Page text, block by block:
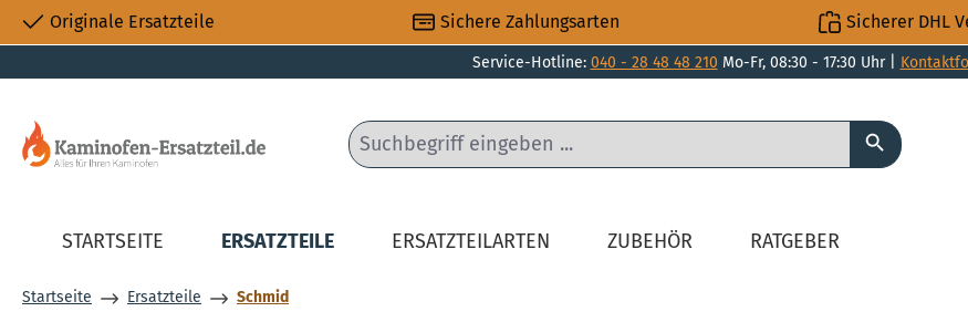
Hauptinhalt springen
Zur Suche springen
Zur Hauptnavigation springen
Originale Ersatzteile Sichere Zahlungsarten Sicherer DHL
Service-Hotline: 040 - 28 48 48 210 Mo-Fr, 08:30 - 17:30 Uhr |
STARTSEITE ERSATZTEILE ERSATZTEILARTEN ZUBEHÖR RATGEBER
Startseite Ersatzteile Schmid